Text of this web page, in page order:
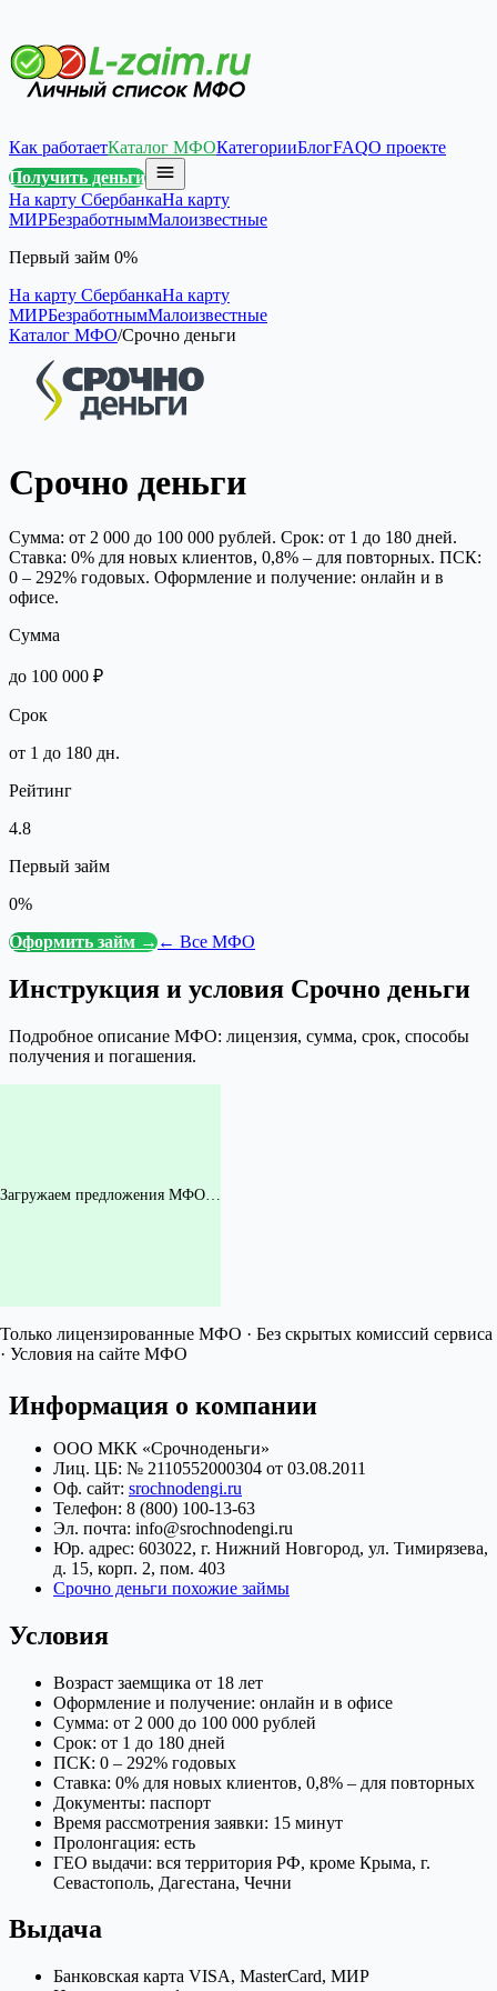
Как работаетКаталог МФОКатегорииБлогFAQО проекте
Получить деньги
На карту СбербанкаНа карту
МИРБезработнымМалоизвестные
Первый займ 0%
На карту СбербанкаНа карту
МИРБезработнымМалоизвестные
Каталог МФО/Срочно деньги
Срочно деньги
Сумма: от 2 000 до 100 000 рублей. Срок: от 1 до 180 дней.
Ставка: 0% для новых клиентов, 0,8% – для повторных. ПСК:
0 – 292% годовых. Оформление и получение: онлайн и в
офисе.
Сумма
до 100 000 ₽
Срок
от 1 до 180 дн.
Рейтинг
4.8
Первый займ
0%
Оформить займ →← Все МФО
Инструкция и условия Срочно деньги
Подробное описание МФО: лицензия, сумма, срок, способы
получения и погашения.
Загружаем предложения МФО…
Только лицензированные МФО · Без скрытых комиссий сервиса
· Условия на сайте МФО
Информация о компании
ООО МКК «Срочноденьги»
Лиц. ЦБ: № 2110552000304 от 03.08.2011
Оф. сайт: srochnodengi.ru
Телефон: 8 (800) 100-13-63
Эл. почта: info@srochnodengi.ru
Юр. адрес: 603022, г. Нижний Новгород, ул. Тимирязева,
д. 15, корп. 2, пом. 403
Срочно деньги похожие займы
Условия
Возраст заемщика от 18 лет
Оформление и получение: онлайн и в офисе
Сумма: от 2 000 до 100 000 рублей
Срок: от 1 до 180 дней
ПСК: 0 – 292% годовых
Ставка: 0% для новых клиентов, 0,8% – для повторных
Документы: паспорт
Время рассмотрения заявки: 15 минут
Пролонгация: есть
ГЕО выдачи: вся территория РФ, кроме Крыма, г.
Севастополь, Дагестана, Чечни
Выдача
Банковская карта VISA, MasterCard, МИР